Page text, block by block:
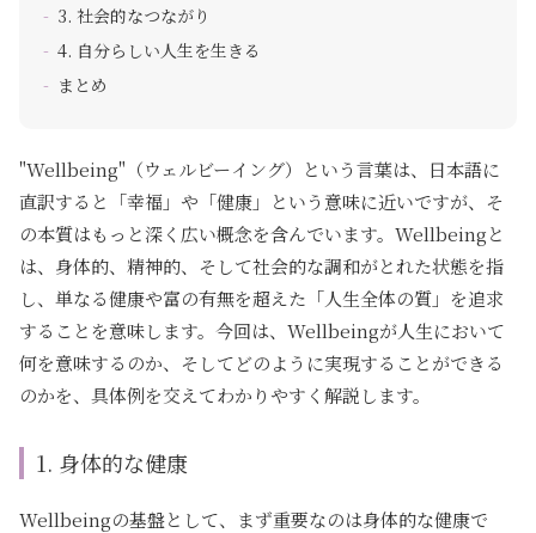
3. 社会的なつながり
4. 自分らしい人生を生きる
まとめ
"Wellbeing"（ウェルビーイング）という言葉は、日本語に
直訳すると「幸福」や「健康」という意味に近いですが、そ
の本質はもっと深く広い概念を含んでいます。Wellbeingと
は、身体的、精神的、そして社会的な調和がとれた状態を指
し、単なる健康や富の有無を超えた「人生全体の質」を追求
することを意味します。今回は、Wellbeingが人生において
何を意味するのか、そしてどのように実現することができる
のかを、具体例を交えてわかりやすく解説します。
1. 身体的な健康
Wellbeingの基盤として、まず重要なのは身体的な健康で